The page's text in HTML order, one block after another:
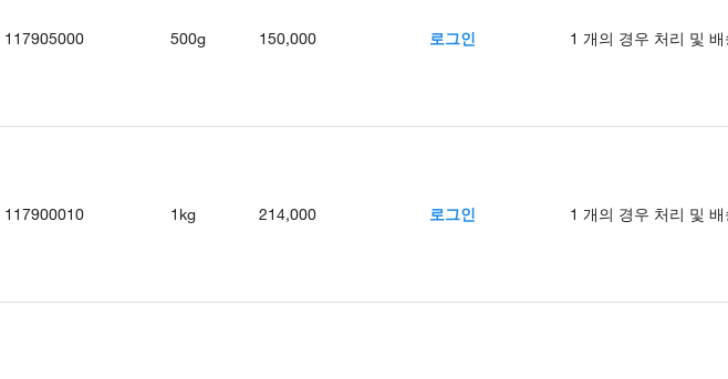
117905000 500g 150,000 로그인 1 개의 경우 처리 및
117900010 1kg 214,000 로그인 1 개의 경우 처리 및